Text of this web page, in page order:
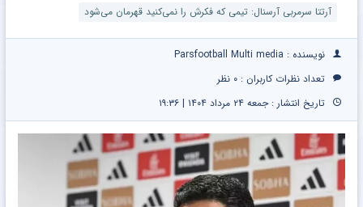
آرتتا سرمربی آرسنال: تیمی که فکرش را نمی‌کنید قهرمان می‌شود
نویسنده : Parsfootball Multi media
تعداد نظرات کاربران : ۰ نظر
تاریخ انتشار : جمعه ۲۴ مرداد ۱۴۰۴ | ۱۹:۳۶